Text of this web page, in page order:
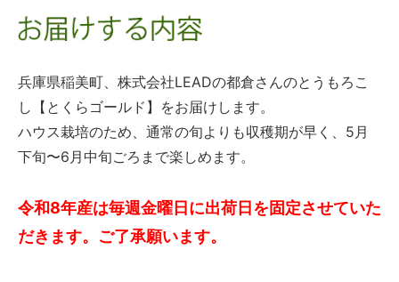
兵庫県稲美町、株式会社LEADの都倉さんのとうもろこ
し【とくらゴールド】をお届けします。
ハウス栽培のため、通常の旬よりも収穫期が早く、5月
下旬〜6月中旬ごろまで楽しめます。
令和8年産は毎週金曜日に出荷日を固定させていた
だきます。ご了承願います。